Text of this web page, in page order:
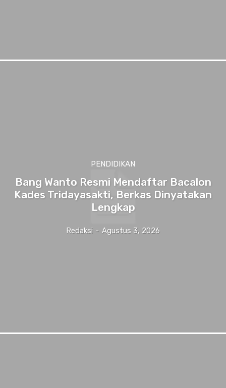
PENDIDIKAN
Bang Wanto Resmi Mendaftar Bacalon
Kades Tridayasakti, Berkas Dinyatakan
Lengkap
Redaksi - Agustus 3, 2026